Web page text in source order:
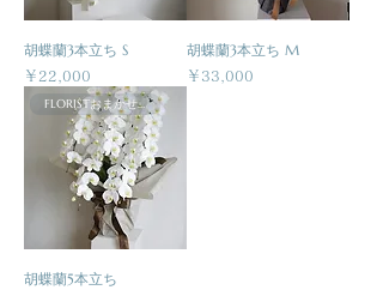
胡蝶蘭3本立ち S
価格
￥22,000
胡蝶蘭3本立ち M
価格
￥33,000
FLORISTおまかせ商品
胡蝶蘭5本立ち